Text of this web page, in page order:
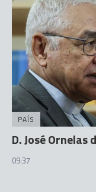
PAÍS
D. José
09:37